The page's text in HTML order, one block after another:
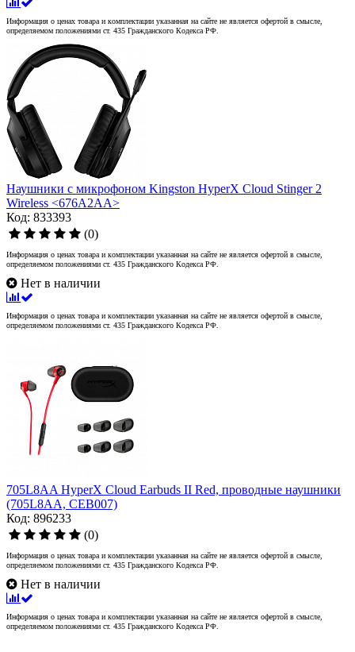
Информация о ценах товара и комплектации указанная на сайте не является офертой в смысле,
определяемом положениями ст. 435 Гражданского Кодекса РФ.
Наушники с микрофоном Kingston HyperX Cloud Stinger 2
Wireless <676A2AA>
Код: 833393
(0)
Информация о ценах товара и комплектации указанная на сайте не является офертой в смысле,
определяемом положениями ст. 435 Гражданского Кодекса РФ.
Нет в наличии
Информация о ценах товара и комплектации указанная на сайте не является офертой в смысле,
определяемом положениями ст. 435 Гражданского Кодекса РФ.
705L8AA HyperX Cloud Earbuds II Red, проводные наушники
(705L8AA, CEB007)
Код: 896233
(0)
Информация о ценах товара и комплектации указанная на сайте не является офертой в смысле,
определяемом положениями ст. 435 Гражданского Кодекса РФ.
Нет в наличии
Информация о ценах товара и комплектации указанная на сайте не является офертой в смысле,
определяемом положениями ст. 435 Гражданского Кодекса РФ.